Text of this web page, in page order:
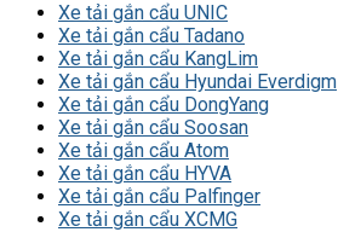
Xe tải gắn cẩu UNIC
Xe tải gắn cẩu Tadano
Xe tải gắn cẩu KangLim
Xe tải gắn cẩu Hyundai Everdigm
Xe tải gắn cẩu DongYang
Xe tải gắn cẩu Soosan
Xe tải gắn cẩu Atom
Xe tải gắn cẩu HYVA
Xe tải gắn cẩu Palfinger
Xe tải gắn cẩu XCMG